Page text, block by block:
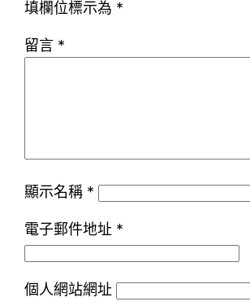
填欄位標示為 *
留言 *
顯示名稱 *
電子郵件地址 *
個人網站網址